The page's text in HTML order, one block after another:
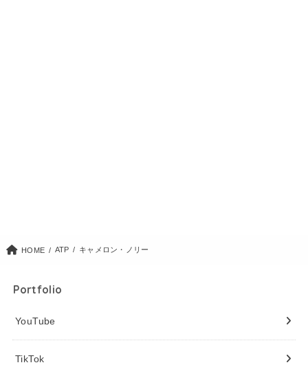
HOME ATP キャメロン・ノリー
Portfolio
YouTube
TikTok